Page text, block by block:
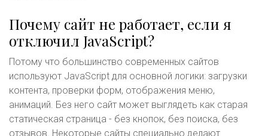
Почему сайт не работает, если я
отключил JavaScript?
Потому что большинство современных сайтов
используют JavaScript для основной логики: загрузки
контента, проверки форм, отображения меню,
анимаций. Без него сайт может выглядеть как старая
статическая страница - без кнопок, без поиска, без
отзывов. Некоторые сайты специально делают